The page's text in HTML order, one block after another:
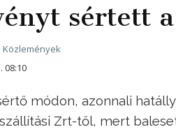
sértett
Közlemények
08:10
módon, azonnali
Zrt-től, mert